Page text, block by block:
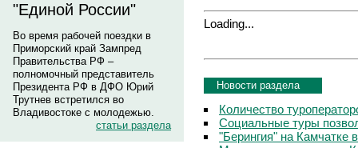
"Единой России"
Во время рабочей поездки в
Приморский край Зампред
Правительства РФ –
полномочный представитель
Президента РФ в ДФО Юрий
Трутнев встретился во
Владивостоке с молодежью.
статьи раздела
Loading...
Новости раздела
Количество
Социальные туры
"Берингия" на Камчатке